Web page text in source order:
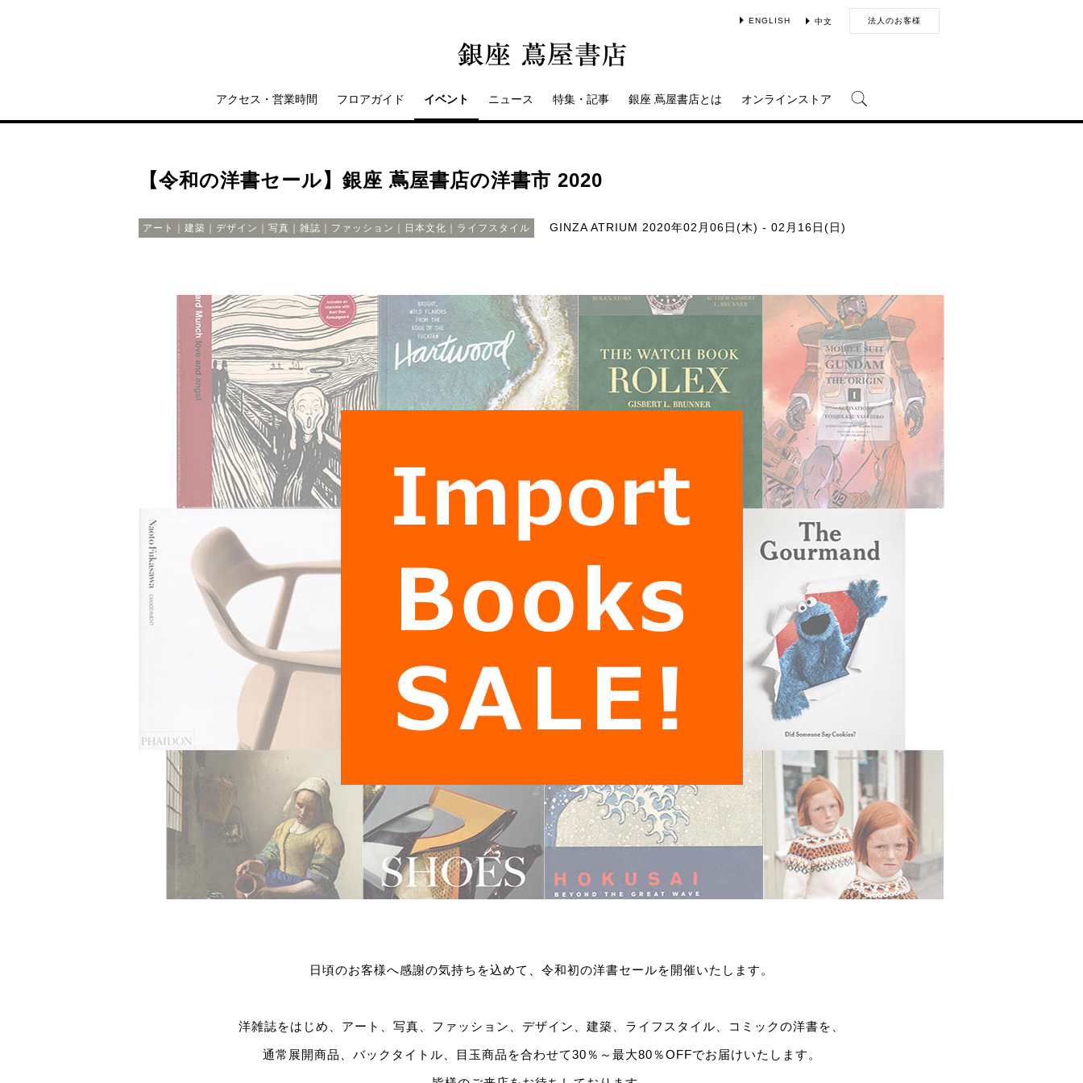
ENGLISH 中文 法人のお客様
アクセス・営業時間 フロアガイド イベント ニュース 特集・記事 銀座 蔦屋書店とは オンラインストア
【令和の洋書セール】銀座 蔦屋書店の洋書市 2020
アート｜建築｜デザイン｜写真｜雑誌｜ファッション｜日本文化｜ライフスタイル GINZA ATRIUM 2020年02月06日(木) - 02月16日(日)
日頃のお客様へ感謝の気持ちを込めて、令和初の洋書セールを開催いたします。
洋雑誌をはじめ、アート、写真、ファッション、デザイン、建築、ライフスタイル、コミックの洋書を、
通常展開商品、バックタイトル、目玉商品を合わせて30％～最大80％OFFでお届けいたします。